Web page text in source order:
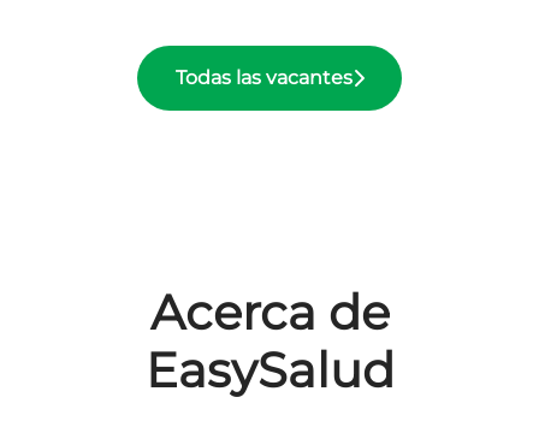
Todas las vacantes
Acerca de
EasySalud